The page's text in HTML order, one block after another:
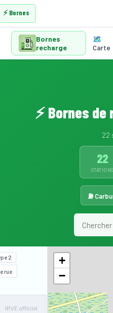
⚡ Bornes
Bornes
recharge
🗺️
Carte
⚡ Bornes
22
22
STATIONS
⛽
2
rue
IRVE officiel
+
−